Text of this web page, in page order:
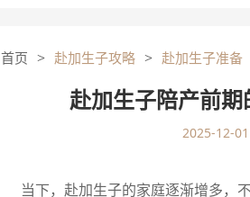
首页 > 赴加生子攻略 > 赴加生子准备
赴加生子陪产前
2025-12-
当下，赴加生子的家庭逐渐增多，